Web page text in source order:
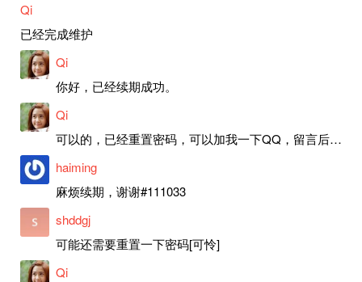
Qi
已经完成维护
Qi
你好，已经续期成功。
Qi
可以的，已经重置密码，可以加我一下QQ，留言后我就发密码给你。
haiming
麻烦续期，谢谢#111033
shddgj
可能还需要重置一下密码[可怜]
Qi